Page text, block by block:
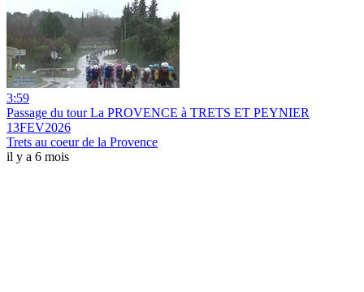
3:59
Passage du tour La PROVENCE à TRETS ET PEYNIER
13FEV2026
Trets au coeur de la Provence
il y a 6 mois